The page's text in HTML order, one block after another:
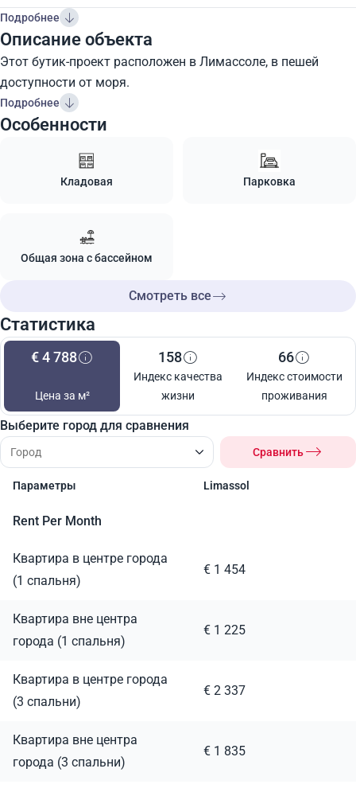
Подробнее
Описание объекта
Этот бутик-проект расположен в Лимассоле, в пешей
доступности от моря.
Подробнее
Особенности
Кладовая Парковка
Общая зона с бассейном
Смотреть все
Статистика
€ 4 788
Цена за м²
158
Индекс качества
жизни
66
Индекс стоимости
проживания
Выберите город для сравнения
Сравнить
Параметры Limassol
Rent Per Month
Квартира в центре города
(1 спальня)
€ 1 454
Квартира вне центра
города (1 спальня)
€ 1 225
Квартира в центре города
(3 спальни)
€ 2 337
Квартира вне центра
города (3 спальни)
€ 1 835